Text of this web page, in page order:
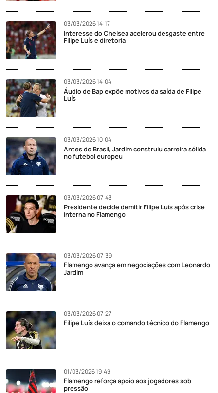
03/03/2026 14:17
Interesse do Chelsea acelerou desgaste entre
Filipe Luís e diretoria
03/03/2026 14:04
Áudio de Bap expõe motivos da saída de Filipe
Luís
03/03/2026 10:04
Antes do Brasil, Jardim construiu carreira sólida
no futebol europeu
03/03/2026 07:43
Presidente decide demitir Filipe Luís após crise
interna no Flamengo
03/03/2026 07:39
Flamengo avança em negociações com Leonardo
Jardim
03/03/2026 07:27
Filipe Luís deixa o comando técnico do Flamengo
01/03/2026 19:49
Flamengo reforça apoio aos jogadores sob
pressão